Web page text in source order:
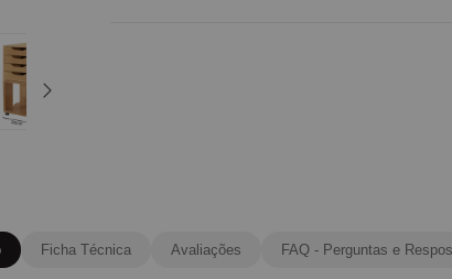
Ficha Técnica Avaliações FAQ - Perguntas e